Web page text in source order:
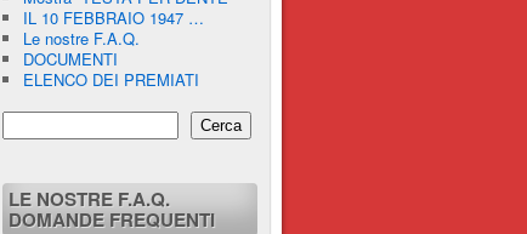
IL 10 FEBBRAIO 1947 …
Le nostre F.A.Q.
DOCUMENTI
ELENCO DEI PREMIATI
Cerca
LE NOSTRE F.A.Q.
DOMANDE FREQUENTI